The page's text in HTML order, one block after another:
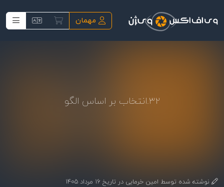
مهمان
32.انتخاب بر اساس الگو
نوشته شده توسط امین خرمایی در تاریخ 16 مرداد 1405